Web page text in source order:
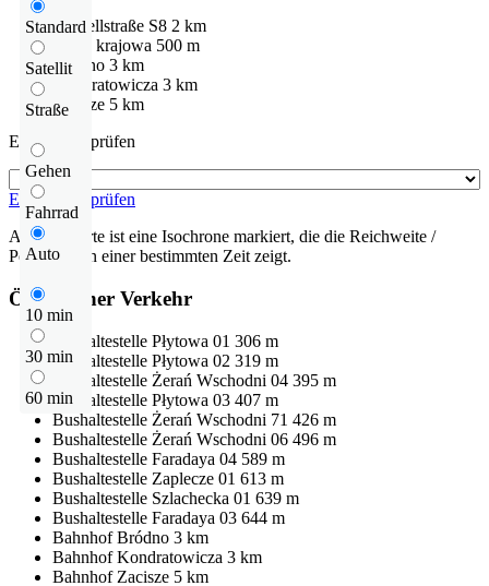
Standard
Satellit
Straße
Gehen
Fahrrad
Auto
10 min
30 min
60 min
Schnellstraße S8 2 km
droga krajowa 500 m
Bródno 3 km
Kondratowicza 3 km
Zacisze 5 km
Entfernung prüfen
Entfernung prüfen
Auf der Karte ist eine Isochrone markiert, die die Reichweite /
Pendelzeit in einer bestimmten Zeit zeigt.
Öffentlicher Verkehr
Bushaltestelle Płytowa 01 306 m
Bushaltestelle Płytowa 02 319 m
Bushaltestelle Żerań Wschodni 04 395 m
Bushaltestelle Płytowa 03 407 m
Bushaltestelle Żerań Wschodni 71 426 m
Bushaltestelle Żerań Wschodni 06 496 m
Bushaltestelle Faradaya 04 589 m
Bushaltestelle Zaplecze 01 613 m
Bushaltestelle Szlachecka 01 639 m
Bushaltestelle Faradaya 03 644 m
Bahnhof Bródno 3 km
Bahnhof Kondratowicza 3 km
Bahnhof Zacisze 5 km